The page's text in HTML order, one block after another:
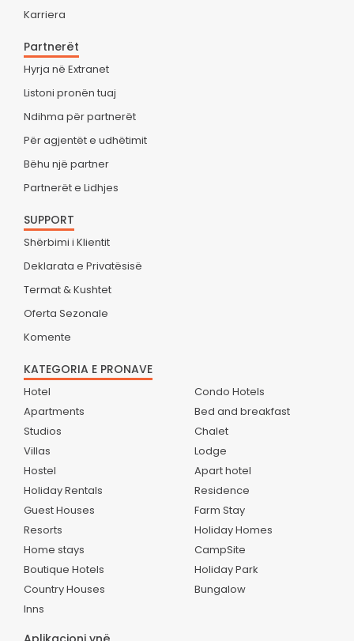
Karriera
Partnerët
Hyrja në Extranet
Listoni pronën tuaj
Ndihma për partnerët
Për agjentët e udhëtimit
Bëhu një partner
Partnerët e Lidhjes
SUPPORT
Shërbimi i Klientit
Deklarata e Privatësisë
Termat & Kushtet
Oferta Sezonale
Komente
KATEGORIA E PRONAVE
Hotel
Apartments
Studios
Villas
Hostel
Holiday Rentals
Guest Houses
Resorts
Home stays
Boutique Hotels
Country Houses
Inns
Condo Hotels
Bed and breakfast
Chalet
Lodge
Apart hotel
Residence
Farm Stay
Holiday Homes
CampSite
Holiday Park
Bungalow